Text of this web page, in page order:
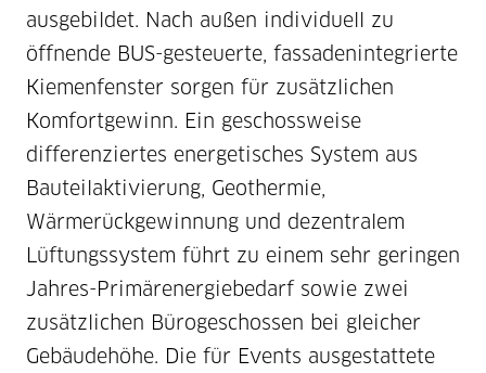
ausgebildet. Nach außen individuell zu
öffnende BUS-gesteuerte, fassadenintegrierte
Kiemenfenster sorgen für zusätzlichen
Komfortgewinn. Ein geschossweise
differenziertes energetisches System aus
Bauteilaktivierung, Geothermie,
Wärmerückgewinnung und dezentralem
Lüftungssystem führt zu einem sehr geringen
Jahres-Primärenergiebedarf sowie zwei
zusätzlichen Bürogeschossen bei gleicher
Gebäudehöhe. Die für Events ausgestattete